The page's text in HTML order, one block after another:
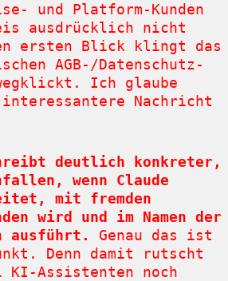
und Platform-Kunden
ausdrücklich nicht
ersten Blick klingt das
AGB-/Datenschutz-
Ich glaube
Nachricht
deutlich konkreter,
wenn Claude
mit fremden
wird und im Namen der
ausführt.
Genau das ist
Denn damit rutscht
KI-Assistenten noch